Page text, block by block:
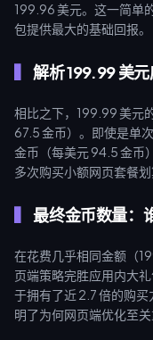
199.96 美元。这一简单
包提供最大的基础回报。
解析 199.99 美
相比之下，199.99 美元
67.5 金币）。即使是单
金币（每美元 94.5 金币
多次购买小额网页套餐划
最终金币数量：
在花费几乎相同金额（
页端策略完胜应用内大
于拥有了近 2.7 倍的购
明了为何网页端优化至关